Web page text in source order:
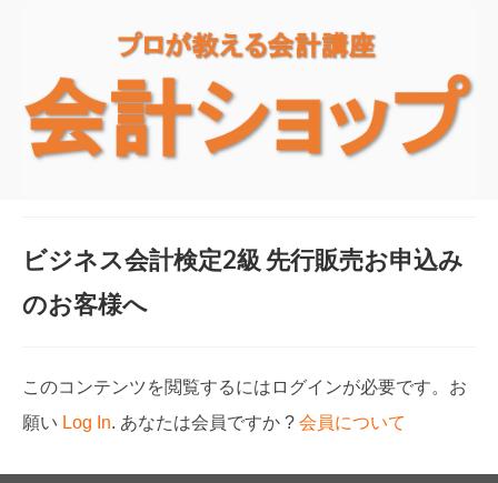
ビジネス会計検定2級 先行販売お申込み
のお客様へ
このコンテンツを閲覧するにはログインが必要です。お
願い Log In. あなたは会員ですか ? 会員について